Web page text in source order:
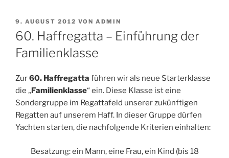
VERÖFFENTLICHT
AM
9. AUGUST 2012 VON ADMIN
60. Haffregatta – Einführung der
Familienklasse
Zur60. Haffregatta führen wir als neue Starterklasse
die „Familienklasse“ ein. Diese Klasse ist eine
Sondergruppe im Regattafeld unserer zukünftigen
Regatten auf unserem Haff. In dieser Gruppe dürfen
Yachten starten, die nachfolgende Kriterien einhalten:
Besatzung: ein Mann, eine Frau, ein Kind (bis 18